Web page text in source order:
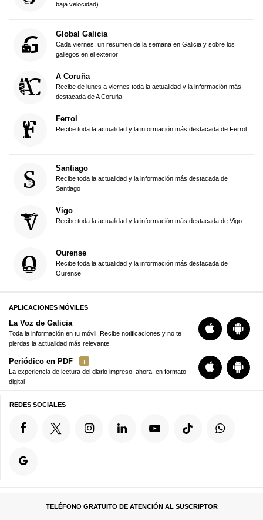
baja velocidad)
Global Galicia
Cada viernes, un resumen de la semana en Galicia y sobre los
gallegos en el exterior
A Coruña
Recibe de lunes a viernes toda la actualidad y la información más
destacada de A Coruña
Ferrol
Recibe toda la actualidad y la información más destacada de Ferrol
Santiago
Recibe toda la actualidad y la información más destacada de
Santiago
Vigo
Recibe toda la actualidad y la información más destacada de Vigo
Ourense
Recibe toda la actualidad y la información más destacada de
Ourense
APLICACIONES MÓVILES
La Voz de Galicia
Toda la información en tu móvil. Recibe notificaciones y no te
pierdas la actualidad más relevante
Periódico en PDF
La experiencia de lectura del diario impreso, ahora, en formato
digital
REDES SOCIALES
TELÉFONO GRATUITO DE ATENCIÓN AL SUSCRIPTOR